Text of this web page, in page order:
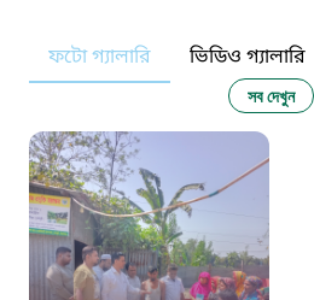
নারী ও শিশু নির্যাতন প্রতিরোধ
১০৬
দুদক
১০২
ফটো গ্যালারি ভিডিও গ্যালারি
সব দেখুন